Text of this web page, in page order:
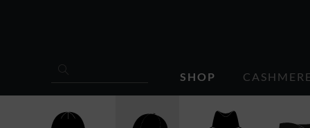
SHOP CASHMERE